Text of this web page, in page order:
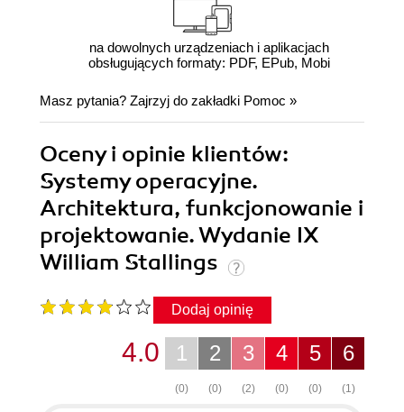
na dowolnych urządzeniach i aplikacjach
obsługujących formaty: PDF, EPub, Mobi
Masz pytania? Zajrzyj do zakładki Pomoc »
Oceny i opinie klientów:
Systemy operacyjne.
Architektura, funkcjonowanie i
projektowanie. Wydanie IX
William Stallings
Dodaj opinię
6
(1)
5
(0)
4
(0)
3
(2)
2
(0)
1
(0)
4.0